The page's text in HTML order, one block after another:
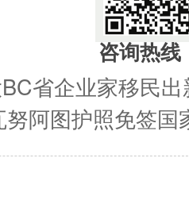
咨询热线
省企业家移民
努阿图护照免签